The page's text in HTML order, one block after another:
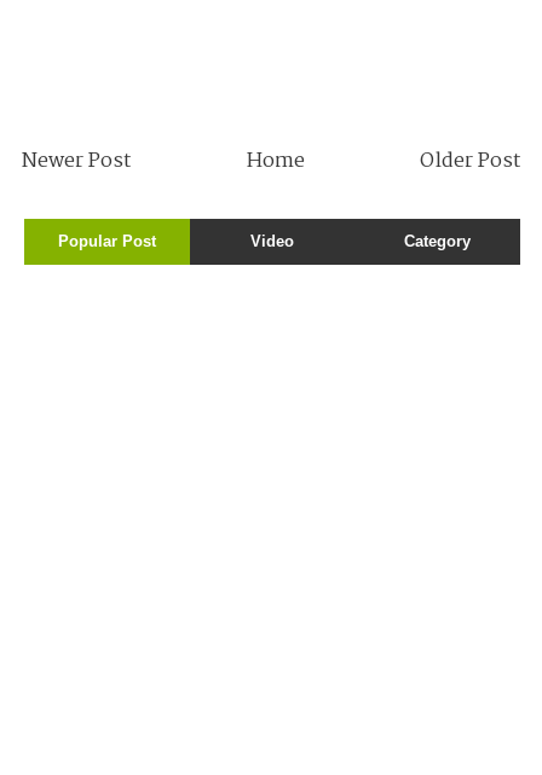
Newer Post Older Post
Home
Popular Post Video Category